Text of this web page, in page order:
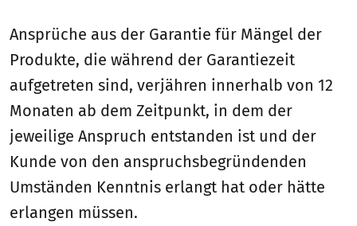
Ansprüche aus der Garantie für Mängel der
Produkte, die während der Garantiezeit
aufgetreten sind, verjähren innerhalb von 12
Monaten ab dem Zeitpunkt, in dem der
jeweilige Anspruch entstanden ist und der
Kunde von den anspruchsbegründenden
Umständen Kenntnis erlangt hat oder hätte
erlangen müssen.